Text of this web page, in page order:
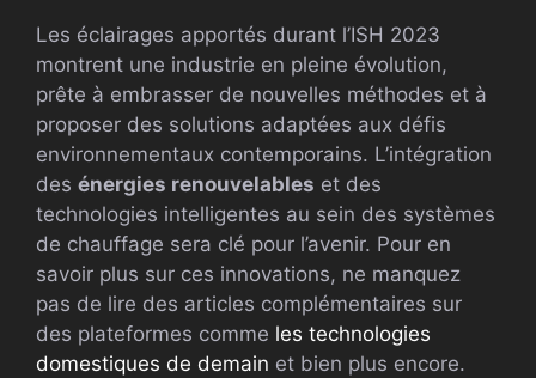
Les éclairages apportés durant l’ISH 2023
montrent une industrie en pleine évolution,
prête à embrasser de nouvelles méthodes et à
proposer des solutions adaptées aux défis
environnementaux contemporains. L’intégration
des énergies renouvelables et des
technologies intelligentes au sein des systèmes
de chauffage sera clé pour l’avenir. Pour en
savoir plus sur ces innovations, ne manquez
pas de lire des articles complémentaires sur
des plateformes comme les technologies
domestiques de demain et bien plus encore.